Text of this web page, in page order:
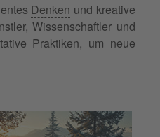
Denken und kreative
Wissenschaftler und
Praktiken, um neue